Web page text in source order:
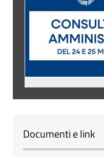
Documenti e link